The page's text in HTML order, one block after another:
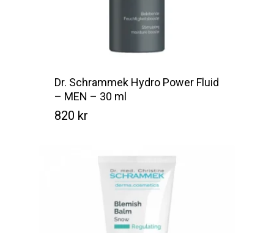
Dr. Schrammek Hydro Power Fluid
– MEN – 30 ml
820 kr